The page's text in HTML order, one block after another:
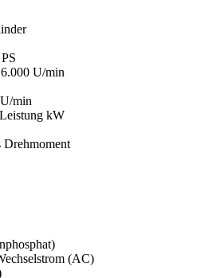
U/min
min
kW
(AC)